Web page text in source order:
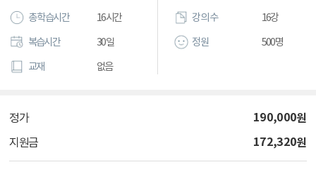
총 학습시간 16시간
복습시간 30일
교재 없음
강의 수 16강
정원 500명
정가 190,000원
지원금 172,320원